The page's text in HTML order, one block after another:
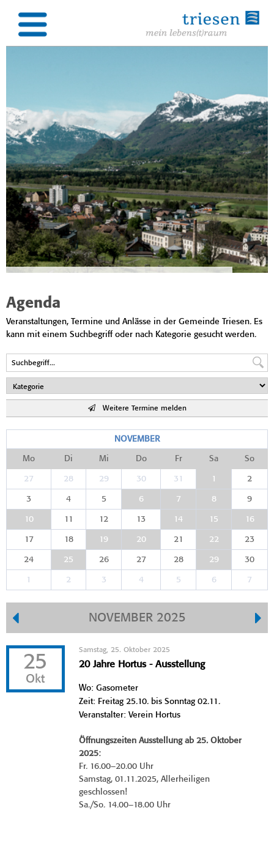
Agenda
Veranstaltungen, Termine und Anlässe in der Gemeinde Triesen. Es
kann mit einem Suchbegriff oder nach Kategorie gesucht werden.
Weitere Termine melden
NOVEMBER
Mo Di Mi Do Fr Sa So
27 28 29 30 31 1 2
3 4 5 6 7 8 9
10 11 12 13 14 15 16
17 18 19 20 21 22 23
24 25 26 27 28 29 30
1 2 3 4 5 6 7
NOVEMBER 2025
25
Okt
Samstag, 25. Oktober 2025
20 Jahre Hortus - Ausstellung
Wo: Gasometer
Zeit: Freitag 25.10. bis Sonntag 02.11.
Veranstalter: Verein Hortus
Öffnungszeiten Ausstellung ab 25. Oktober
2025:
Fr. 16.00–20.00 Uhr
Samstag, 01.11.2025, Allerheiligen
geschlossen!
Sa./So. 14.00–18.00 Uhr